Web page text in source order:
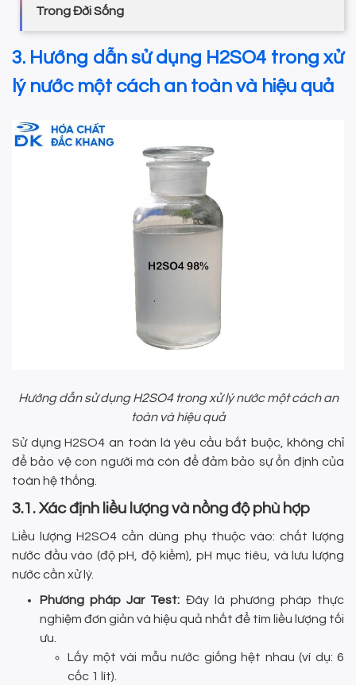
Trong Đời Sống
3. Hướng dẫn sử dụng H2SO4 trong xử
lý nước một cách an toàn và hiệu quả
Hướng dẫn sử dụng H2SO4 trong xử lý nước một cách an
toàn và hiệu quả
Sử dụng H2SO4 an toàn là yêu cầu bắt buộc, không chỉ
để bảo vệ con người mà còn để đảm bảo sự ổn định của
toàn hệ thống.
3.1. Xác định liều lượng và nồng độ phù hợp
Liều lượng H2SO4 cần dùng phụ thuộc vào: chất lượng
nước đầu vào (độ pH, độ kiềm), pH mục tiêu, và lưu lượng
nước cần xử lý.
Phương pháp Jar Test: Đây là phương pháp thực
nghiệm đơn giản và hiệu quả nhất để tìm liều lượng tối
ưu.
Lấy một vài mẫu nước giống hệt nhau (ví dụ: 6
cốc 1 lít).